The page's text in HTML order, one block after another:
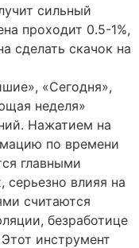
сильный
проходит 0.5-1%,
сделать скачок на
«Сегодня»,
неделя»
Нажатием на
по времени
главными
влияя на
считаются
безработице
инструмент